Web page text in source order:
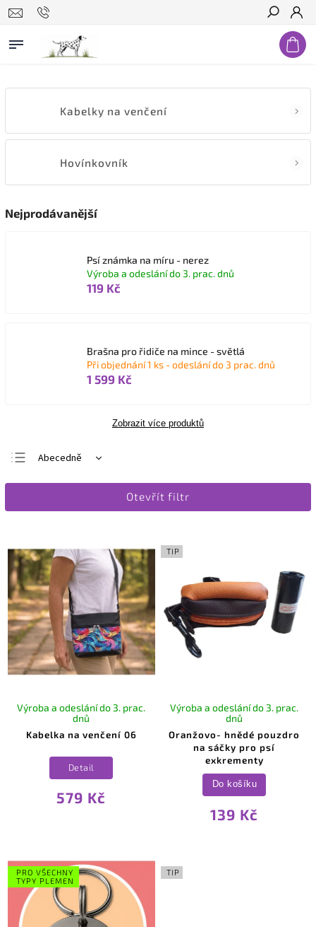
Hledat
Kabelky na venčení
Hovínkovník
Nejprodávanější
Psí známka na míru - nerez
Výroba a odeslání do 3. prac. dnů
119 Kč
Brašna pro řidiče na mince - světlá
Při objednání 1 ks - odeslání do 3 prac. dnů
1 599 Kč
Zobrazit více produktů
Abecedně
Nejlevnější
Otevřít filtr
Kabelka na venčení 06
Výroba a odeslání do 3. prac.
dnů
579 Kč
Detail
TIP
Oranžovo- hnědé pouzdro
na sáčky pro psí
exkrementy
Výroba a odeslání do 3. prac.
dnů
139 Kč
Do košíku
PRO VŠECHNY
TYPY PLEMEN
TIP